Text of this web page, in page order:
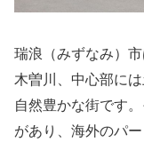
瑞浪（みずなみ）
木曽川、中心部に
自然豊かな街です
があり、海外のパ